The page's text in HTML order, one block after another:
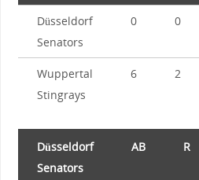
Düsseldorf
Senators
0 0
Wuppertal
Stingrays
6 2
Düsseldorf
Senators
AB R